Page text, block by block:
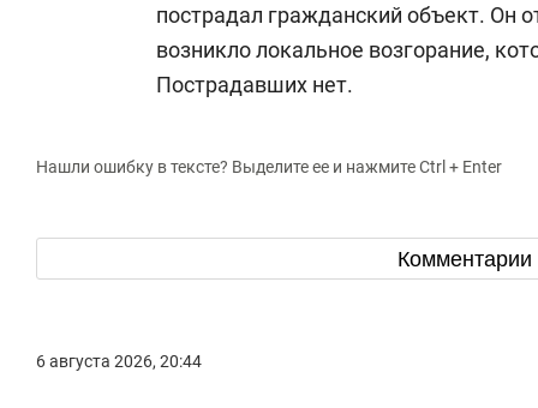
пострадал гражданский объект. Он
возникло локальное возгорание,
Пострадавших нет.
Нашли ошибку в тексте? Выделите ее и нажмите Ctrl + Enter
Комментарии
6 августа 2026, 20:44